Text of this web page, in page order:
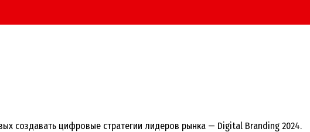
создавать цифровые стратегии лидеров рынка — Digital Branding 2024.